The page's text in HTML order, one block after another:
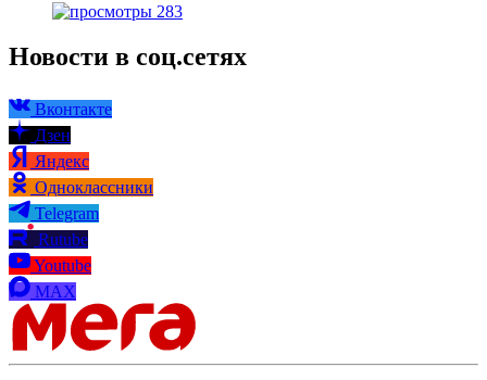
283
Новости в соц.сетях
Вконтакте
Дзен
Яндекс
Одноклассники
Telegram
Rutube
Youtube
MAX